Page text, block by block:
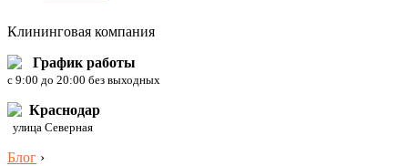
Клининговая компания
График работы
c 9:00 до 20:00 без выходных
Краснодар
улица Северная
Блог ›